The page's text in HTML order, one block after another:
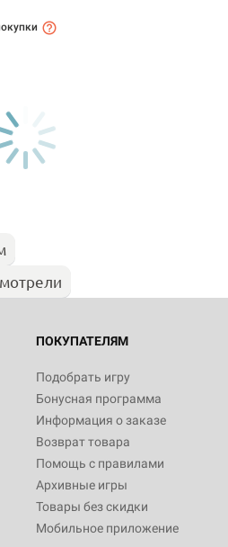
ПОКУПАТЕЛЯМ
Подобрать игру
Бонусная программа
Информация о заказе
Возврат товара
Помощь с правилами
Архивные игры
Товары без скидки
Мобильное приложение